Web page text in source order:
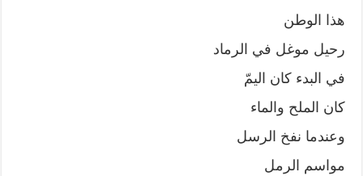
هذا الوطن
رحيل موغل في الرماد
في البدء كان اليمّ
كان الملح والماء
وعندما نفخ الرسل
مواسم الرمل